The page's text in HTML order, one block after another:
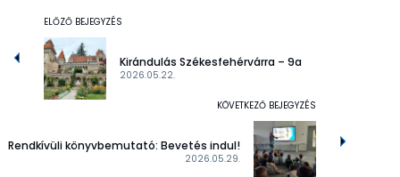
ELŐZŐ BEJEGYZÉS
2026.05.22.
Kirándulás Székesfehérvárra – 9a
KÖVETKEZŐ BEJEGYZÉS
2026.05.29.
Rendkívüli könyvbemutató: Bevetés indul!